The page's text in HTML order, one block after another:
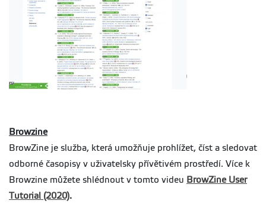
Browzine
BrowZine je služba, která umožňuje prohlížet, číst a sledovat
odborné časopisy v uživatelsky přívětivém prostředí. Více k
Browzine můžete shlédnout v tomto videu BrowZine User
Tutorial (2020).